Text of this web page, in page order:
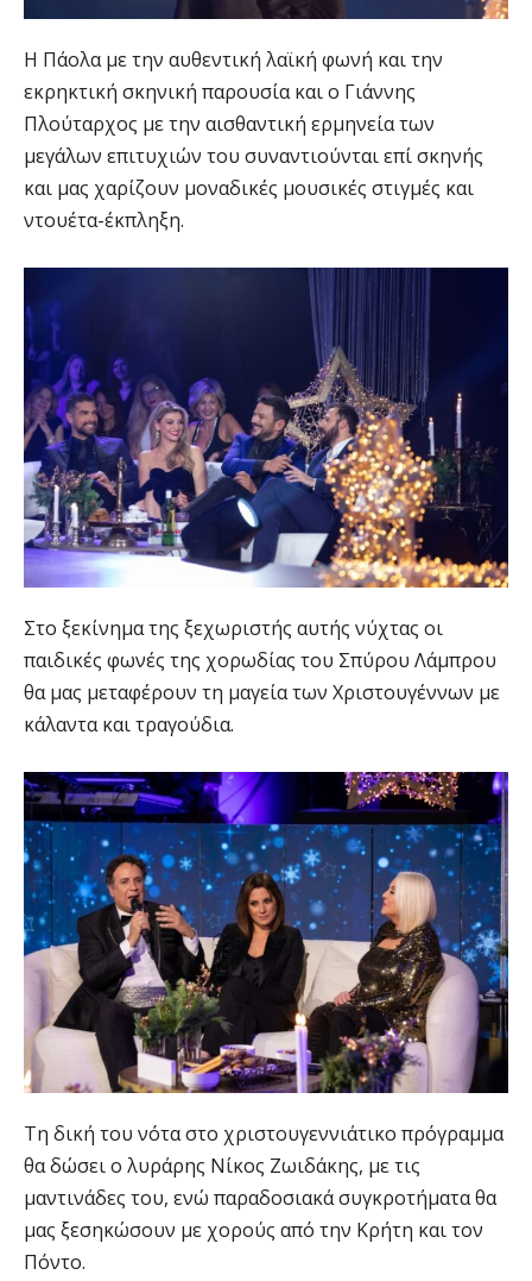
Η Πάολα με την αυθεντική λαϊκή φωνή και την
εκρηκτική σκηνική παρουσία και ο Γιάννης
Πλούταρχος με την αισθαντική ερμηνεία των
μεγάλων επιτυχιών του συναντιούνται επί σκηνής
και μας χαρίζουν μοναδικές μουσικές στιγμές και
ντουέτα-έκπληξη.
Στο ξεκίνημα της ξεχωριστής αυτής νύχτας οι
παιδικές φωνές της χορωδίας του Σπύρου Λάμπρου
θα μας μεταφέρουν τη μαγεία των Χριστουγέννων με
κάλαντα και τραγούδια.
Τη δική του νότα στο χριστουγεννιάτικο πρόγραμμα
θα δώσει ο λυράρης Νίκος Ζωιδάκης, με τις
μαντινάδες του, ενώ παραδοσιακά συγκροτήματα θα
μας ξεσηκώσουν με χορούς από την Κρήτη και τον
Πόντο.